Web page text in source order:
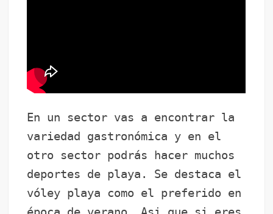
En un sector vas a encontrar la
variedad gastronómica y en el
otro sector podrás hacer muchos
deportes de playa. Se destaca el
vóley playa como el preferido en